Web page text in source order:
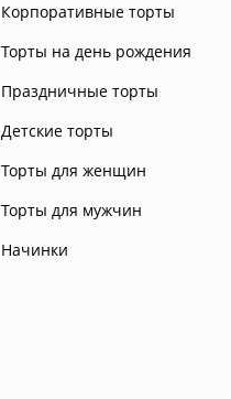
Корпоративные торты
Торты на день рождения
Праздничные торты
Детские торты
Торты для женщин
Торты для мужчин
Начинки